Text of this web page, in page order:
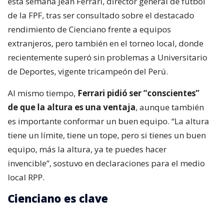
de la FPF, tras ser consultado sobre el destacado
rendimiento de Cienciano frente a equipos
extranjeros, pero también en el torneo local, donde
recientemente superó sin problemas a Universitario
de Deportes, vigente tricampeón del Perú.
Al mismo tiempo, Ferrari pidió ser “conscientes”
de que la altura es una ventaja, aunque también
es importante conformar un buen equipo. “La altura
tiene un límite, tiene un tope, pero si tienes un buen
equipo, más la altura, ya te puedes hacer
invencible”, sostuvo en declaraciones para el medio
local RPP.
Cienciano es clave